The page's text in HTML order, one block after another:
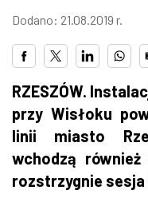
Dodano: 21.08.2019 r.
RZESZÓW.
przy Wisłoku
linii miasto
wchodzą
rozstrzygnie sesja